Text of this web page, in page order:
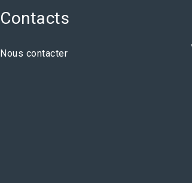
Contacts
Nous contacter